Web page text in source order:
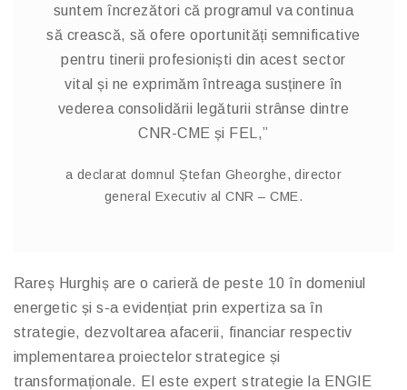
suntem încrezători că programul va continua
să crească, să ofere oportunități semnificative
pentru tinerii profesioniști din acest sector
vital și ne exprimăm întreaga susținere în
vederea consolidării legăturii strânse dintre
CNR-CME și FEL,”
a declarat domnul Ștefan Gheorghe, director
general Executiv al CNR – CME.
Rareș Hurghiș are o carieră de peste 10 în domeniul
energetic și s-a evidențiat prin expertiza sa în
strategie, dezvoltarea afacerii, financiar respectiv
implementarea proiectelor strategice și
transformaționale. El este expert strategie la ENGIE